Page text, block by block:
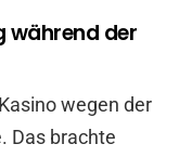
während der
wegen der
Das brachte